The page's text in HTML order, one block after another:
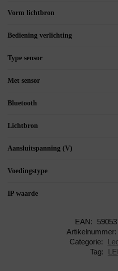
Vorm lichtbron
Bediening verlichting
Type sensor
Met sensor
Bluetooth
Lichtbron
Aansluitspanning (V)
Voedingstype
IP waarde
EAN:
Artikelnummer:
Categorie:
Tag: